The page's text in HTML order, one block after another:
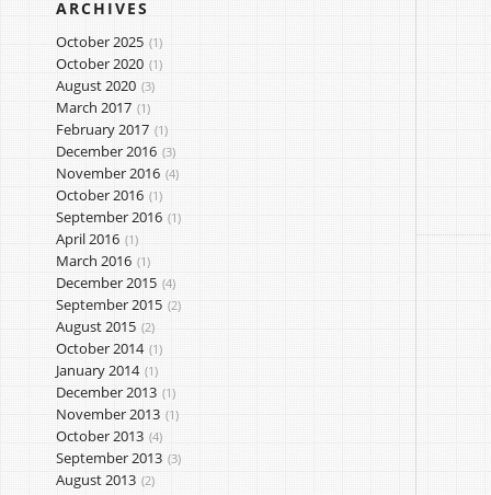
ARCHIVES
October 2025 1
October 2020 1
August 2020 3
March 2017 1
February 2017 1
December 2016 3
November 2016 4
October 2016 1
September 2016 1
April 2016 1
March 2016 1
December 2015 4
September 2015 2
August 2015 2
October 2014 1
January 2014 1
December 2013 1
November 2013 1
October 2013 4
September 2013 3
August 2013 2